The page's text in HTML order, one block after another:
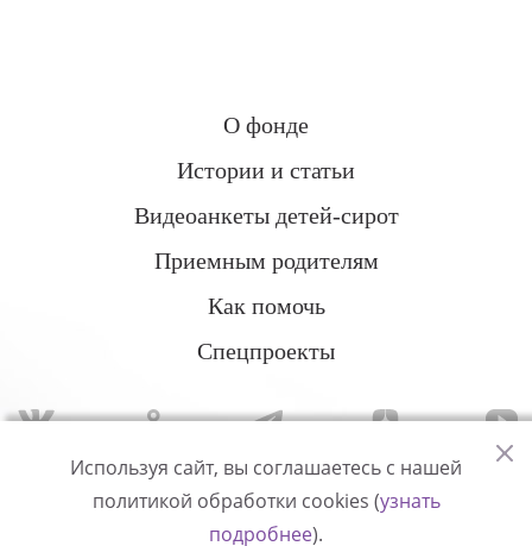
О фонде
Истории и статьи
Видеоанкеты детей-сирот
Приемным родителям
Как помочь
Спецпроекты
Политика конфиденциальности
Используя сайт, вы соглашаетесь с нашей
политикой обработки cookies (узнать
подробнее).